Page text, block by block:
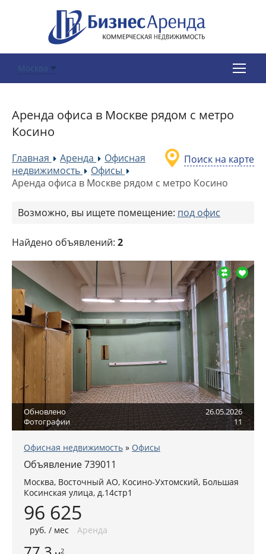
Москва
Аренда офиса в Москве рядом с метро
Косино
Поиск на карте
Главная »
Аренда »Офисная
недвижимость
»Офисы
Аренда офиса в Москве рядом с метро Косино
Возможно, вы ищете помещение: под офис
Найдено объявлений: 2
Обновлено
26.05.2026
Фотографии
11
Офисная недвижимость » Офисы
Объявление 739011
Москва, Восточный АО, Косино-Ухтомский, Большая
Косинская улица, д.14стр1
96 625
руб. / мес Аренда
2